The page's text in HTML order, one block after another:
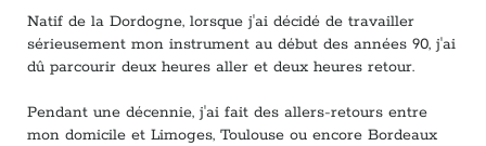
Natif de la Dordogne, lorsque j'ai décidé de travailler
sérieusement mon instrument au début des années 90, j'ai
dû parcourir deux heures aller et deux heures retour.
Pendant une décennie, j'ai fait des allers-retours entre
mon domicile et Limoges, Toulouse ou encore Bordeaux